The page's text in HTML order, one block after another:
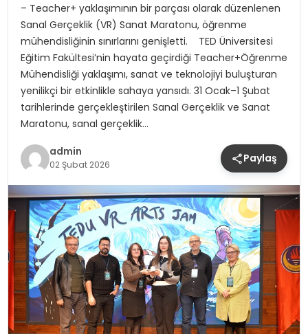
TOROSLAR’DA PAZAR GERGİNLİĞİ!
– Teacher+ yaklaşımının bir parçası olarak düzenlenen
Sanal Gerçeklik (VR) Sanat Maratonu, öğrenme
mühendisliğinin sınırlarını genişletti. TED Üniversitesi
Eğitim Fakültesi’nin hayata geçirdiği Teacher+Öğrenme
Mühendisliği yaklaşımı, sanat ve teknolojiyi buluşturan
yenilikçi bir etkinlikle sahaya yansıdı. 31 Ocak–1 Şubat
tarihlerinde gerçekleştirilen Sanal Gerçeklik ve Sanat
Maratonu, sanal gerçeklik…
admin
02 Şubat 2026 Paylaş